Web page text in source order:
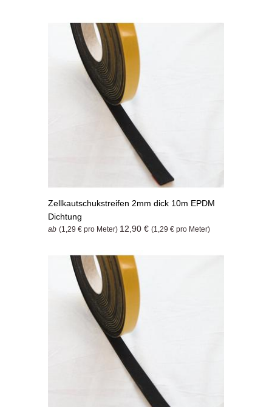
Zellkautschukstreifen 2mm dick 10m EPDM
Dichtung
ab (1,29 € pro Meter) 12,90 € (1,29 € pro Meter)